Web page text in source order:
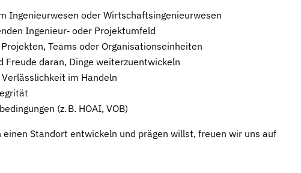
Ingenieurwesen oder Wirtschaftsingenieurwesen
Ingenieur‑ oder Projektumfeld
Teams oder Organisationseinheiten
Freude daran, Dinge weiterzuentwickeln
im Handeln
(z. B. HOAI, VOB)
Standort entwickeln und prägen willst, freuen wir uns auf